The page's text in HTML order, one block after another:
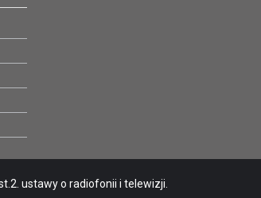
ustawy o radiofonii i telewizji.